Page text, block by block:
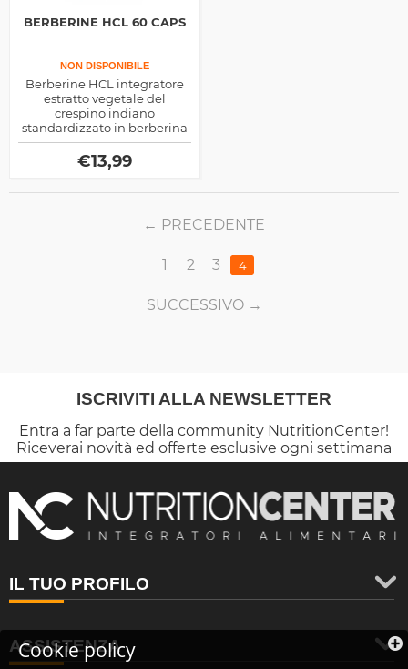
BERBERINE HCL 60 CAPS
NON DISPONIBILE
Berberine HCL integratore
estratto vegetale del
crespino indiano
standardizzato in berberina
al 97%, ideale come aiuto
benefico poer il corpo aiuta
la normale funzione
€13,99
PRECEDENTE
1 2 3 4
SUCCESSIVO
ISCRIVITI ALLA NEWSLETTER
Entra a far parte della community NutritionCenter!
Riceverai novità ed offerte esclusive ogni settimana
IL TUO PROFILO
ASSISTENZA
Cookie policy